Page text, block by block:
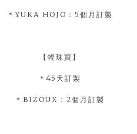
＊YUKA HOJO：5個月訂製
【輕珠寶】
＊45天訂製
＊BIZOUX：2個月訂製